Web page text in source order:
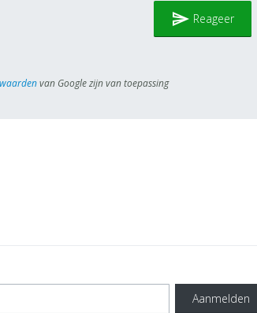
send Reageer
van Google zijn van toepassing
Aanmelden